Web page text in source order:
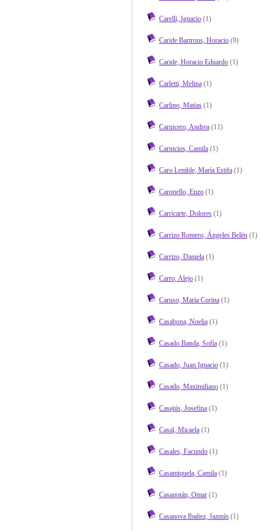
Carelli, Ignacio(1)
Caride Bartrons, Horacio(9)
Caride, Horacio Eduardo(1)
Carletti, Melina(1)
Carlino, Matías(1)
Carnicero, Andrea(11)
Carnicios, Camila(1)
Caro Lemble, María Estifa(1)
Caronello, Enzo(1)
Carricarte, Dolores(1)
Carrizo Romero, Ángeles Belén(1)
Carrizo, Daniela(1)
Carro, Alejo(1)
Caruso, María Corina(1)
Casabona, Noelia(1)
Casado Banda, Sofía(1)
Casado, Juan Ignacio(1)
Casado, Maximiliano(1)
Casajús, Josefina(1)
Casal, Micaela(1)
Casales, Facundo(1)
Casamiquela, Camila(1)
Casanotán, Omar(1)
Casanova Ibañez, Jazmín(1)